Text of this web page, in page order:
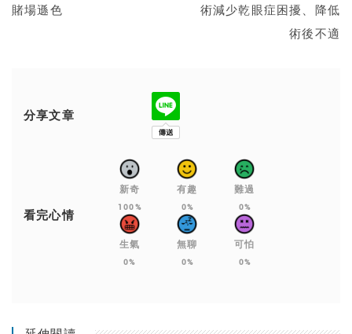
賭場遜色
術減少乾眼症困擾、降低
術後不適
分享文章
看完心情
新奇
100%
有趣
0%
難過
0%
生氣
0%
無聊
0%
可怕
0%